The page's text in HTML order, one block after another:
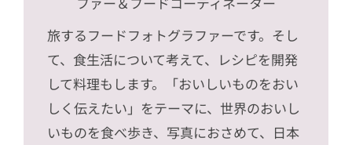
旅するフードフォトグラファーです。そし
て、食生活について考えて、レシピを開発
して料理もします。「おいしいものをおい
しく伝えたい」をテーマに、世界のおいし
いものを食べ歩き、写真におさめて、日本